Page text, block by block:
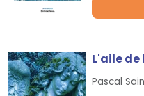
L'aile
Pascal